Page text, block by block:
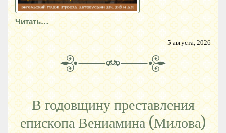
Читать…
5 августа, 2026
В годовщину преставления
епископа Вениамина (Милова)